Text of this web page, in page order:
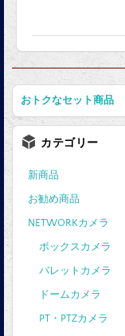
おトクなセット商品
カテゴリー
新商品
お勧め商品
NETWORKカメラ
ボックスカメラ
バレットカメラ
ドームカメラ
PT・PTZカメラ